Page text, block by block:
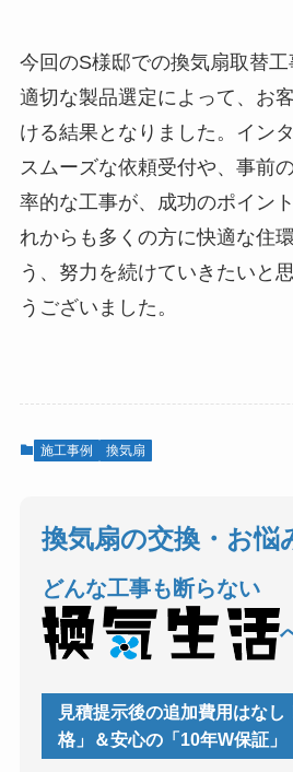
今回のS様邸での換気扇取替
適切な製品選定によって、お
ける結果となりました。イン
スムーズな依頼受付や、事前
率的な工事が、成功のポイン
れからも多くの方に快適な住
う、努力を続けていきたいと
うございました。
施工事例 換気扇
換気扇の交換・お悩
どんな工事も断らない
見積提示後の追加費用はなし
格」＆安心の「10年W保証」